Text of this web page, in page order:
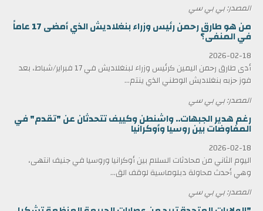
المصدر: بي بي سي
من هو طارق رحمن رئيس وزراء بنغلاديش الذي أمضى 17 عاماً
في المنفى؟
2026-02-18
أدى طارق رحمن اليمين كرئيس وزراء لبنغلاديش في 17 فبراير/شباط، بعد
فوز حزبه بنغلاديش الوطني الذي ينتم...
المصدر: بي بي سي
رغم هدير الجبهات.. واشنطن وكييف تتحدثان عن "تقدم" في
المفاوضات بين روسيا وأوكرانيا
2026-02-18
اليوم الثاني من محادثات السلام بين أوكرانيا وروسيا في جنيف انتهى،
وهي أحدث محاولة دبلوماسية لوقف الق...
المصدر: بي بي سي